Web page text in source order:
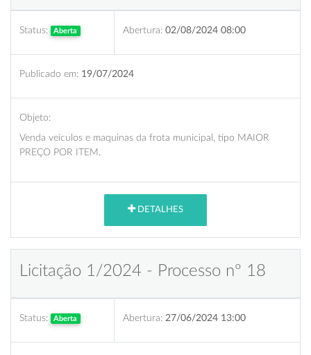
Status: Aberta Abertura: 02/08/2024 08:00
Publicado em: 19/07/2024
Objeto:
Venda veículos e maquinas da frota municipal, tipo MAIOR
PREÇO POR ITEM.
DETALHES
Licitação 1/2024 - Processo nº 18
Status: Aberta Abertura: 27/06/2024 13:00